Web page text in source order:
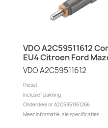
VDO A2C59511612
EU4 Citroen Ford
VDO A2C59511612
Diesel
Inclusief pakking
Onderdeel nr A2C5951161266
Meer informatie: zie specificaties